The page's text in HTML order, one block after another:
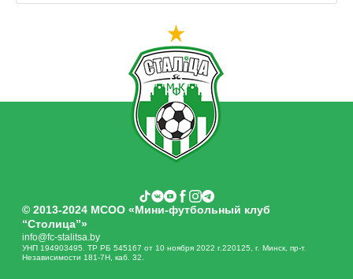
© 2013-2024 МСОО «Мини-футбольный клуб
“Столица”»
info@fc-stalitsa.by
УНП 194903495. ТР РБ 545167 от 10 ноября 2022 г.220125, г. Минск, пр-т.
Независимости 181-7Н, каб. 32.